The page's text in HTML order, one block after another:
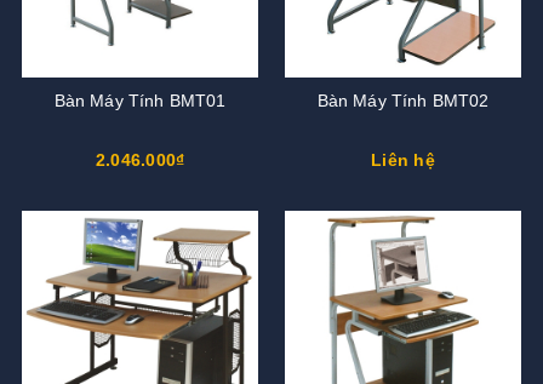
Bàn Máy Tính BMT01
2.046.000₫
Bàn Máy Tính BMT02
Liên hệ